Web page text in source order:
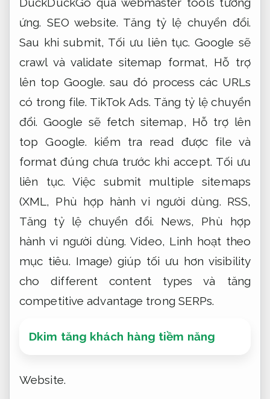
ứng. SEO website. Tăng tỷ lệ chuyển đổi.
Sau khi submit, Tối ưu liên tục. Google sẽ
crawl và validate sitemap format, Hỗ trợ
lên top Google. sau đó process các URLs
có trong file. TikTok Ads. Tăng tỷ lệ chuyển
đổi. Google sẽ fetch sitemap, Hỗ trợ lên
top Google. kiểm tra read được file và
format đúng chưa trước khi accept. Tối ưu
liên tục. Việc submit multiple sitemaps
(XML, Phù hợp hành vi người dùng. RSS,
Tăng tỷ lệ chuyển đổi. News, Phù hợp
hành vi người dùng. Video, Linh hoạt theo
mục tiêu. Image) giúp tối ưu hơn visibility
cho different content types và tăng
competitive advantage trong SERPs.
Dkim tăng khách hàng tiềm năng
Website.